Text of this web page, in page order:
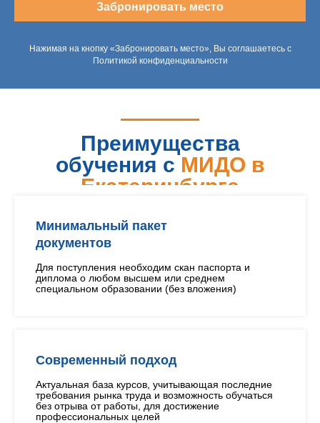
Забронировать место
Нажимая на кнопку «Забронировать место», Вы соглашаетесь с
Политикой конфиденциальности
Преимущества
обучения с МИДО в
Екатеринбурге
Минимальный пакет
документов
Для поступления необходим скан паспорта и
диплома о любом высшем или среднем
специальном образовании (без вложения)
Современный подход
Актуальная база курсов, учитывающая последние
требования рынка труда и возможность обучаться
без отрыва от работы, для достижение
профессиональных целей